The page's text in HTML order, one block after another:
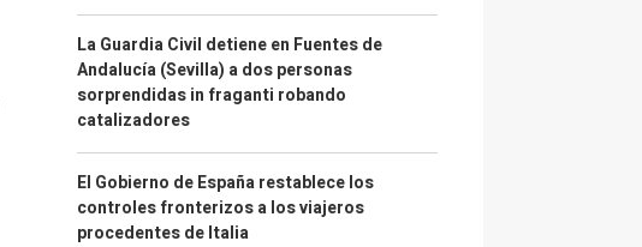
La Guardia Civil detiene en Fuentes de
Andalucía (Sevilla) a dos personas
sorprendidas in fraganti robando
catalizadores
El Gobierno de España restablece los
controles fronterizos a los viajeros
procedentes de Italia